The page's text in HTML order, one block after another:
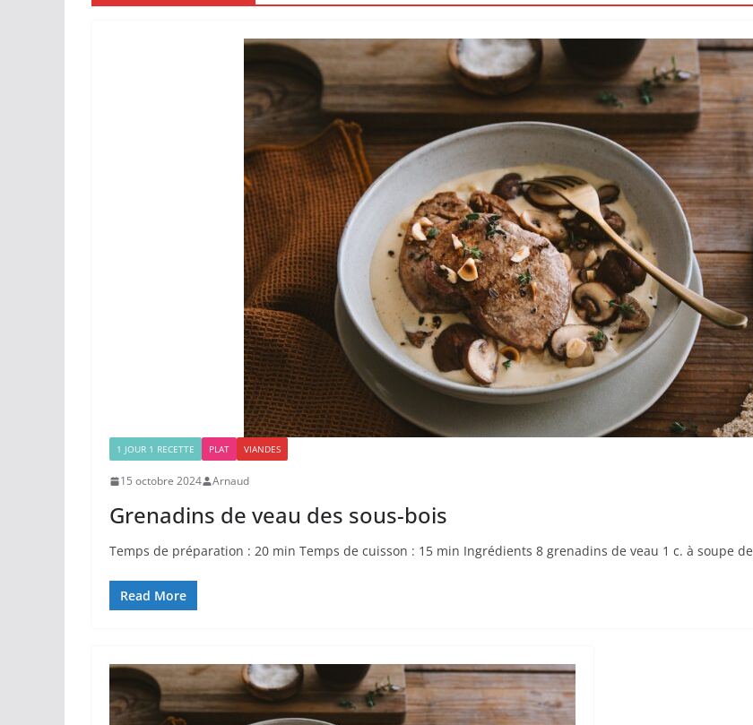
1 JOUR 1 RECETTE PLAT VIANDES
15 octobre 2024 Arnaud
Grenadins de veau des sous-bois
Temps de préparation : 20 min Temps de cuisson : 15 min Ingrédients 8 grenadins de veau 1 c. à soupe de
Read More